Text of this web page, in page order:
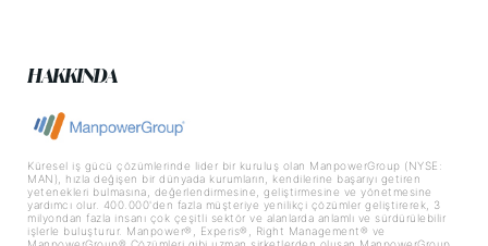
HAKKINDA
Küresel iş gücü çözümlerinde lider bir kuruluş olan ManpowerGroup (NYSE:
MAN), hızla değişen bir dünyada kurumların, kendilerine başarıyı getiren
yetenekleri bulmasına, değerlendirmesine, geliştirmesine ve yönetmesine
yardımcı olur. 400.000'den fazla müşteriye yenilikçi çözümler geliştirerek, 3
milyondan fazla insanı çok çeşitli sektör ve alanlarda anlamlı ve sürdürülebilir
işlerle buluşturur. Manpower®, Experis®, Right Management® ve